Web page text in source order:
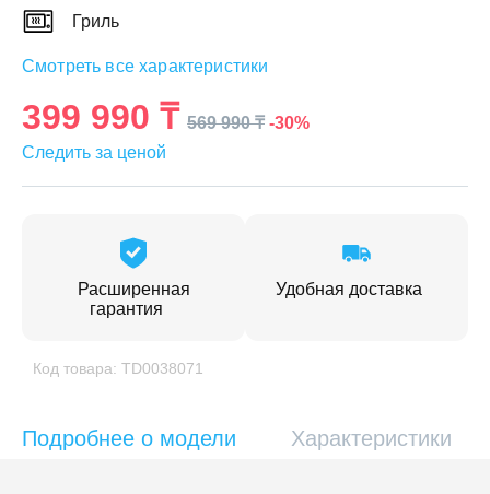
на товары
упаковки
к выбору
Выберите свою стирально-сушильную
Перейти к выбору
Гриль
Смотреть все характеристики
399 990 ₸ 569 990 ₸ -30%
Следить за ценой
Расширенная
гарантия
Удобная доставка
Код товара: TD0038071
Подробнее о модели Характеристики